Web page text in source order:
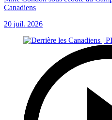
Canadiens
20 juil. 2026